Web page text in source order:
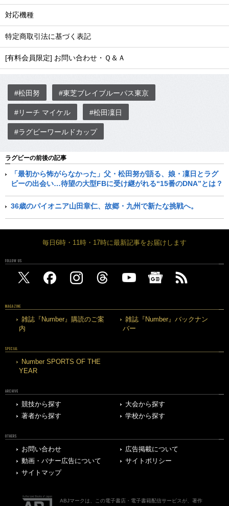
対応機種
特定商取引法に基づく表記
[有料会員限定] お問い合わせ・Ｑ＆Ａ
#松田努 #東芝ブレイブルーパス東京
#リーチ マイケル #松田凜日
#ラグビーワールドカップ
ラグビーの前後の記事
「最初から怖がらなかった」父・松田努が語る、娘・凜日とラグ
ビーの出会い…待望の大型FBに受け継がれる“15番のDNA”とは？
36歳のパイオニア山田章仁、故郷・九州で新たな挑戦へ。
毎日6時・11時・17時に最新記事をお届けします
FOLLOW US
MAGAZINE
雑誌『Number』購読のご案
内
雑誌『Number』バックナン
バー
SPECIAL
Number SPORTS OF THE
YEAR
ARCHIVE
競技から探す
大会から探す
著者から探す
学校から探す
OTHERS
お問い合わせ
広告掲載について
動画・バナー広告について
サイトポリシー
サイトマップ
ABJマークは、この電子書店・電子書籍配信サービスが、著作